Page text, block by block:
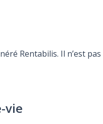
Rentabilis. Il n’est
vie